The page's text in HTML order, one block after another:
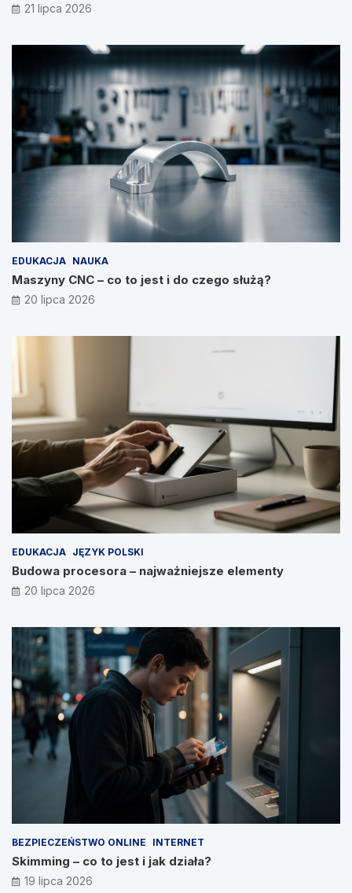
21 lipca 2026
EDUKACJA NAUKA
Maszyny CNC – co to jest i do czego służą?
20 lipca 2026
EDUKACJA JĘZYK POLSKI
Budowa procesora – najważniejsze elementy
20 lipca 2026
BEZPIECZEŃSTWO ONLINE INTERNET
Skimming – co to jest i jak działa?
19 lipca 2026